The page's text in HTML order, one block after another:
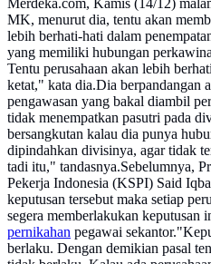
Merdeka.com, Kamis (14/12)
MK, menurut dia, tentu akan
lebih berhati-hati dalam
yang memiliki hubungan
Tentu perusahaan akan lebih
ketat," kata dia.Dia berpandangan
pengawasan yang bakal diambil
tidak menempatkan pasutri pada
bersangkutan kalau dia punya
dipindahkan divisinya, agar tidak
tadi itu," tandasnya.Sebelumnya,
Pekerja Indonesia (KSPI) Said
keputusan tersebut maka setiap
segera memberlakukan keputusan
pernikahan pegawai
berlaku. Dengan demikian pasal